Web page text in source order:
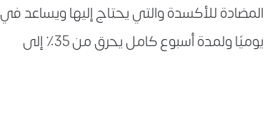
للأكسدة والتي يحتاج إليها ويساعد في
حرق الدهون، وتناول من 3 لـ 5 أكواب منه يوميًا ولمدة أسبوع كامل يحرق من 35٪ إلى